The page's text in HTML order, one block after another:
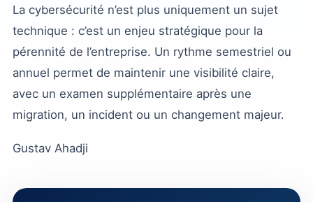
La cybersécurité n’est plus uniquement un sujet
technique : c’est un enjeu stratégique pour la
pérennité de l’entreprise. Un rythme semestriel ou
annuel permet de maintenir une visibilité claire,
avec un examen supplémentaire après une
migration, un incident ou un changement majeur.
Gustav Ahadji